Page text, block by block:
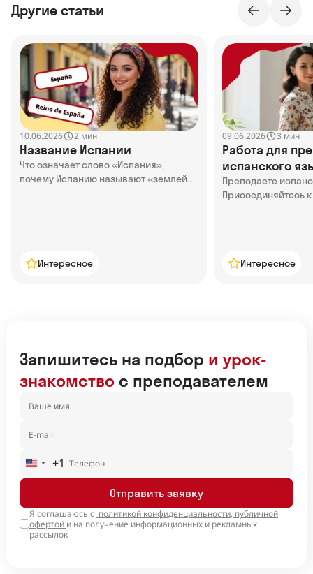
Другие статьи
10.06.2026 2 мин
Название Испании
Что означает слово «Испания»,
почему Испанию называют «землей
Интересное
09.06.2026 3 мин
Работа для
испанского
Online
Преподаете
Присоединяйтесь
Интересное
Запишитесь на подбор и урок-
знакомство с преподавателем
United
States
+1
Отправить заявку
Я соглашаюсь с политикой конфиденциальности, публичной
офертой и на получение информационных и рекламных
рассылок